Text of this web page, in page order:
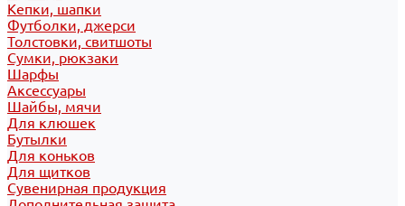
Кепки, шапки
Футболки, джерси
Толстовки, свитшоты
Сумки, рюкзаки
Шарфы
Аксессуары
Шайбы, мячи
Для клюшек
Бутылки
Для коньков
Для щитков
Сувенирная продукция